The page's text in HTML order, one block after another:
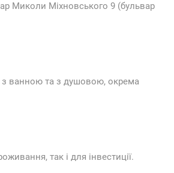
Миколи Міхновського 9 (бульвар
з ванною та з душовою, окрема
так і для інвестиції.